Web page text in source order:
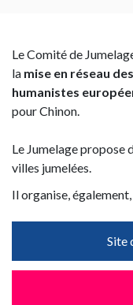
Le Comité de
la mise en réseau
humanistes
pour Chinon.
Le Jumelage propose
villes jumelées.
Il organise,
Site